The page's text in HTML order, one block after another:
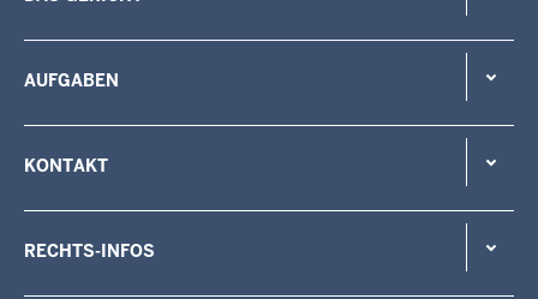
AUFGABEN
KONTAKT
RECHTS-INFOS